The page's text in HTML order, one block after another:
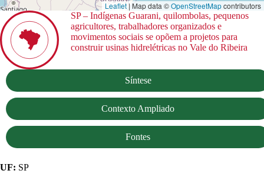
Leaflet | Map data ©OpenStreetMapcontributors
SP – Indígenas Guarani, quilombolas, pequenos
agricultores, trabalhadores organizados e
movimentos sociais se opõem a projetos para
construir usinas hidrelétricas no Vale do Ribeira
Síntese
Contexto Ampliado
Fontes
UF: SP